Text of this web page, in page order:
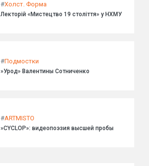
#Холст. Форма
Лекторій «Мистецтво 19 століття» у НХМУ
#Подмостки
»Урод» Валентины Сотниченко
#ARTMISTO
»CYCLOP»: видеопоэзия высшей пробы